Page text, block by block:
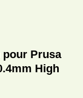
pour Prusa
High